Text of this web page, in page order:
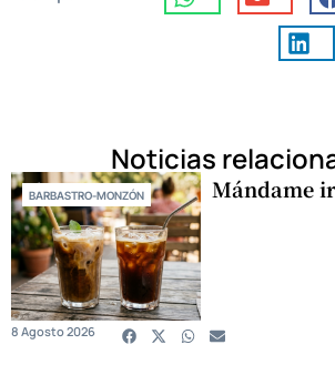
Noticias
BARBASTRO-MONZÓN Mándame
8 Agosto 2026